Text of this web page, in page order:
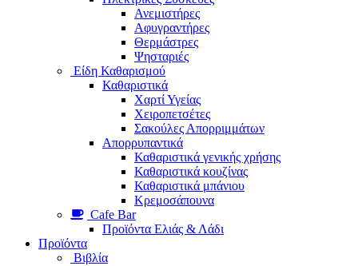
Ανεμιστήρες
Αφυγραντήρες
Θερμάστρες
Ψησταριές
Είδη Καθαρισμού
Καθαριστικά
Χαρτί Υγείας
Χειροπετσέτες
Σακούλες Απορριμμάτων
Απορρυπαντικά
Καθαριστικά γενικής χρήσης
Καθαριστικά κουζίνας
Καθαριστικά μπάνιου
Κρεμοσάπουνα
Cafe Bar
Προϊόντα Ελιάς & Λάδι
Προϊόντα
Βιβλία